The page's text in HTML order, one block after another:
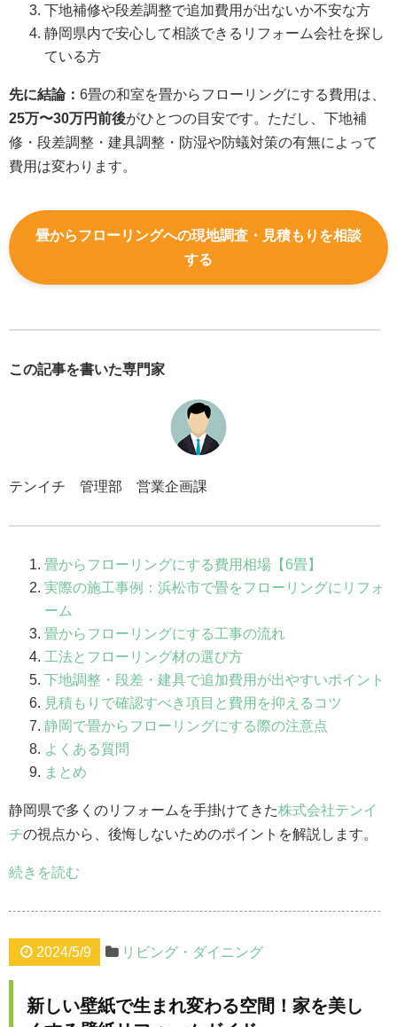
下地補修や段差調整で追加費用が出ないか不安な方
静岡県内で安心して相談できるリフォーム会社を探し
ている方
先に結論： 6畳の和室を畳からフローリングにする費用は、
25万〜30万円前後がひとつの目安です。ただし、下地補
修・段差調整・建具調整・防湿や防蟻対策の有無によって
費用は変わります。
畳からフローリングへの現地調査・見積もりを相談
する
この記事を書いた専門家
テンイチ 管理部 営業企画課
畳からフローリングにする費用相場【6畳】
実際の施工事例：浜松市で畳をフローリングにリフォ
ーム
畳からフローリングにする工事の流れ
工法とフローリング材の選び方
下地調整・段差・建具で追加費用が出やすいポイント
見積もりで確認すべき項目と費用を抑えるコツ
静岡で畳からフローリングにする際の注意点
よくある質問
まとめ
静岡県で多くのリフォームを手掛けてきた株式会社テンイ
チの視点から、後悔しないためのポイントを解説します。
続きを読む
2024/5/9 リビング・ダイニング
新しい壁紙で生まれ変わる空間！家を美し